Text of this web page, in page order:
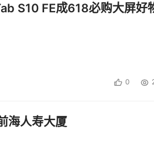
S10 FE成618必购大屏好
0
海人寿大厦